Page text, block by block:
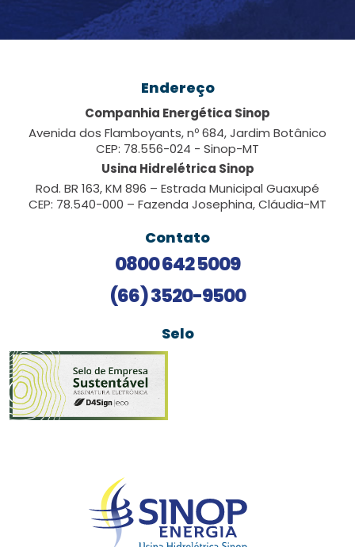
Endereço
Companhia Energética Sinop
Avenida dos Flamboyants, nº 684, Jardim Botânico
CEP: 78.556-024 - Sinop-MT
Usina Hidrelétrica Sinop
Rod. BR 163, KM 896 – Estrada Municipal Guaxupé
CEP: 78.540-000 – Fazenda Josephina, Cláudia-MT
Contato
0800 642 5009
(66) 3520-9500
Selo